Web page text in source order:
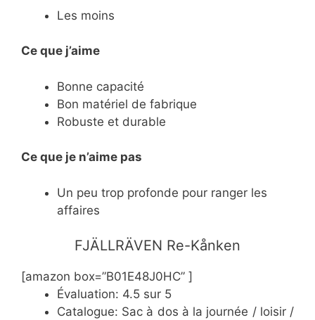
Les moins
Ce que j’aime
Bonne capacité
Bon matériel de fabrique
Robuste et durable
Ce que je n’aime pas
Un peu trop profonde pour ranger les
affaires
​FJÄLLRÄVEN Re-Kånken
[amazon box=”B01E48J0HC” ]
Évaluation: 4.5 sur 5
Catalogue: Sac à dos à la journée / loisir /